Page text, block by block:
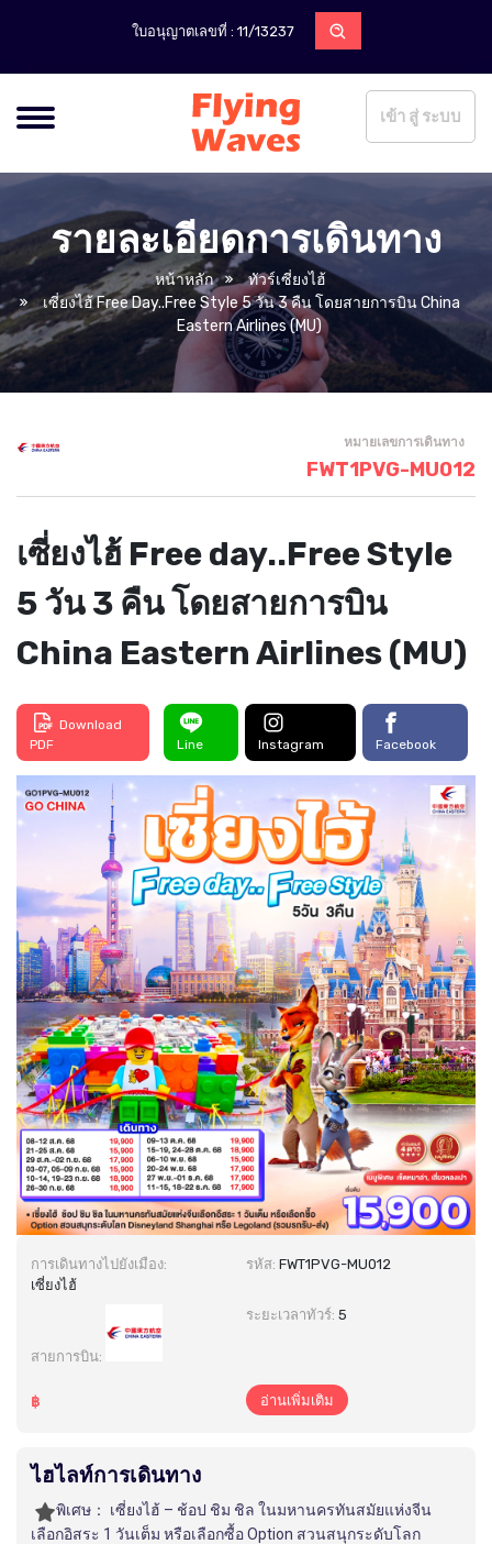
ใบอนุญาตเลขที่ : 11/13237
เข้า สู่ ระบบ
รายละเอียดการเดินทาง
หน้าหลัก
ทัวร์เซี่ยงไฮ้
เซี่ยงไฮ้ Free Day..Free Style 5 วัน 3 คืน โดยสายการบิน China
Eastern Airlines (MU)
หมายเลขการเดินทาง
FWT1PVG-MU012
เซี่ยงไฮ้ Free day..Free Style
5 วัน 3 คืน โดยสายการบิน
China Eastern Airlines (MU)
Download
PDF
Line Instagram Facebook
การเดินทางไปยังเมือง:
เซี่ยงไฮ้
รหัส: FWT1PVG-MU012
สายการบิน:
ระยะเวลาทัวร์: 5
฿ อ่านเพิ่มเติม
ไฮไลท์การเดินทาง
พิเศษ：
เซี่ยงไฮ้ – ช้อป ชิม ชิล ในมหานครทันสมัยแห่งจีน
เลือกอิสระ 1 วันเต็ม หรือเลือกซื้อ Option สวนสนุกระดับโลก